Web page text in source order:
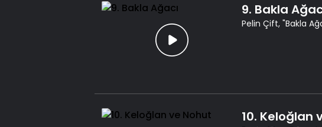
9. Bakla
Pelin Çift, "Bakla
10. Keloğlan